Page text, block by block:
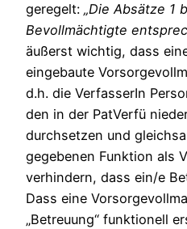
geregelt: „Die Absätze 1
Bevollmächtigte
äußerst wichtig, dass
eingebaute
d.h. die VerfasserIn
den in der PatVerfü
durchsetzen und
gegebenen Funktion als
verhindern, dass ein/e
Dass eine
„Betreuung“ funktionell